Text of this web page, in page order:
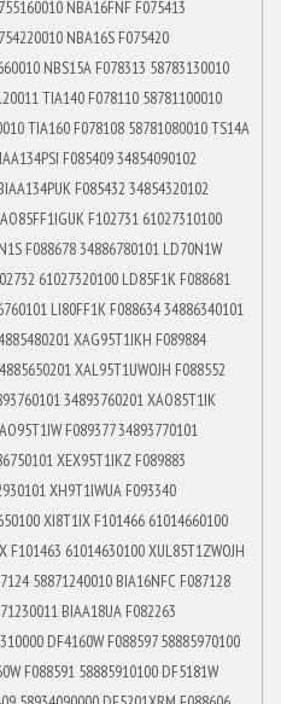
NBA16FNF F075413
NBA16S F075420
NBS15A F078313 58783130010
TIA140 F078110 58781100010
TIA160 F078108 58781080010 TS14A
F085409 34854090102
F085432 34854320102
F102731 61027310100
F088678 34886780101 LD70N1W
61027320100 LD85F1K F088681
LI80FF1K F088634 34886340101
XAG95T1IKH F089884
XAL95T1UWOJH F088552
34893760201 XAO85T1IK
F089377 34893770101
XEX95T1IKZ F089883
XH9T1IWUA F093340
XI8T1IX F101466 61014660100
61014630100 XUL85T1ZWOJH
58871240010 BIA16NFC F087128
BIAA18UA F082263
DF4160W F088597 58885970100
F088591 58885910100 DF5181W